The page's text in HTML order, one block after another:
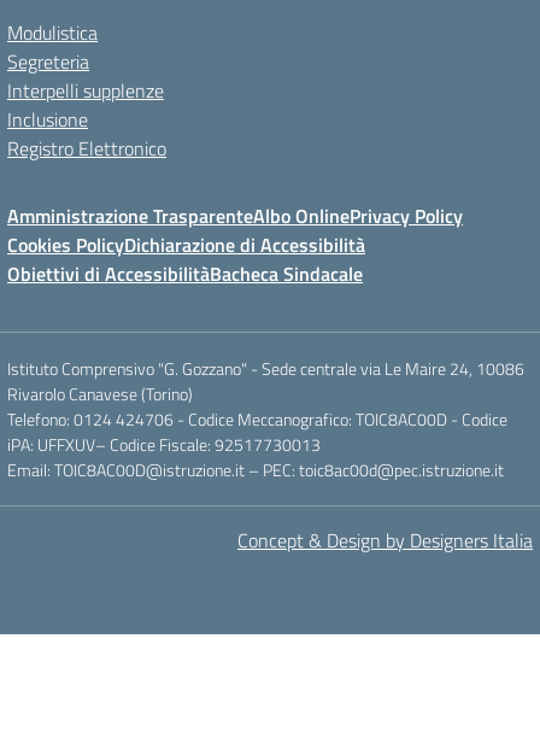
Modulistica
Segreteria
Interpelli supplenze
Inclusione
Registro Elettronico
Amministrazione TrasparenteAlbo OnlinePrivacy Policy
Cookies PolicyDichiarazione di Accessibilità
Obiettivi di AccessibilitàBacheca Sindacale
Istituto Comprensivo "G. Gozzano" - Sede centrale via Le Maire 24, 10086
Rivarolo Canavese (Torino)
Telefono: 0124 424706 - Codice Meccanografico: TOIC8AC00D - Codice
iPA: UFFXUV– Codice Fiscale: 92517730013
Email: TOIC8AC00D@istruzione.it – PEC: toic8ac00d@pec.istruzione.it
Concept & Design by Designers Italia